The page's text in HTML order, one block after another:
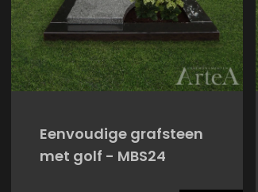
Eenvoudige grafsteen
met golf - MBS24